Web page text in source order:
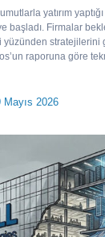
yatırım
başladı. Firmalar
yüzünden stratejilerini
raporuna göre
2026